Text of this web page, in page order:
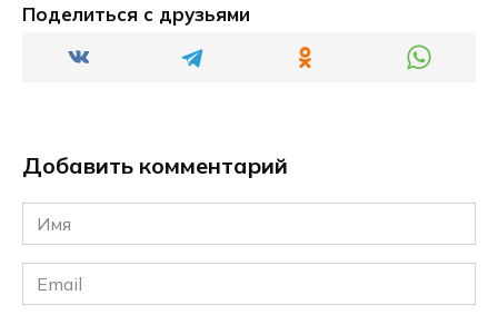
Поделиться с друзьями
Добавить комментарий
Имя
*
Email
*